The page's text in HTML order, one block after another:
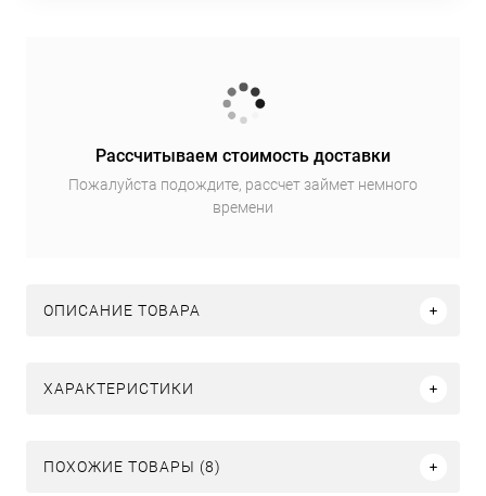
Рассчитываем стоимость доставки
Пожалуйста подождите, рассчет займет немного
времени
ОПИСАНИЕ ТОВАРА
ХАРАКТЕРИСТИКИ
ПОХОЖИЕ ТОВАРЫ (8)